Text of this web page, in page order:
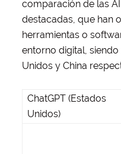
comparación de las
destacadas, que han
herramientas o
entorno digital,
Unidos y China
ChatGPT (Estados
Unidos)